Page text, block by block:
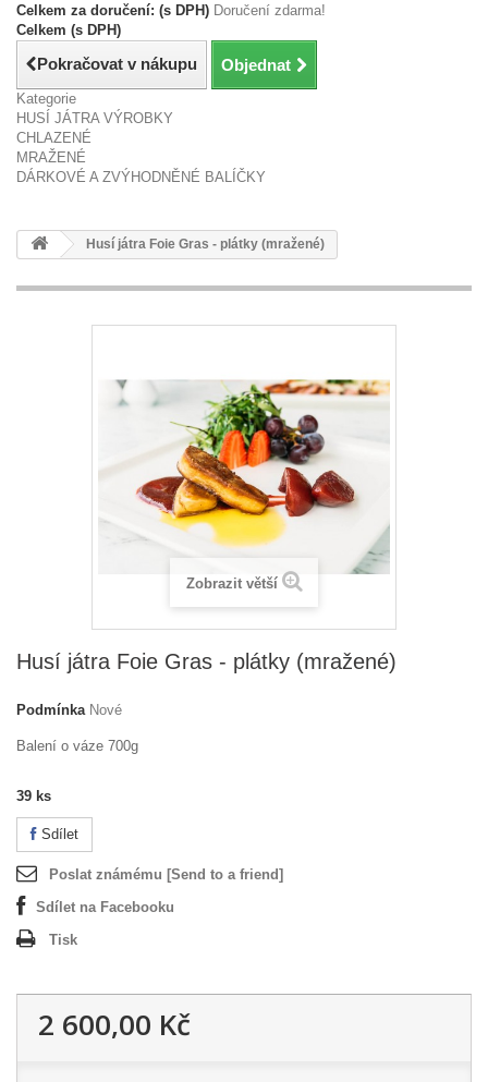
Celkem za doručení: (s DPH) Doručení zdarma!
Celkem (s DPH)
Pokračovat v nákupu Objednat
Kategorie
HUSÍ JÁTRA VÝROBKY
CHLAZENÉ
MRAŽENÉ
DÁRKOVÉ A ZVÝHODNĚNÉ BALÍČKY
Husí játra Foie Gras - plátky (mražené)
Zobrazit větší
Husí játra Foie Gras - plátky (mražené)
Podmínka Nové
Balení o váze 700g
39 ks
Sdílet
Poslat známému [Send to a friend]
Sdílet na Facebooku
Tisk
2 600,00 Kč